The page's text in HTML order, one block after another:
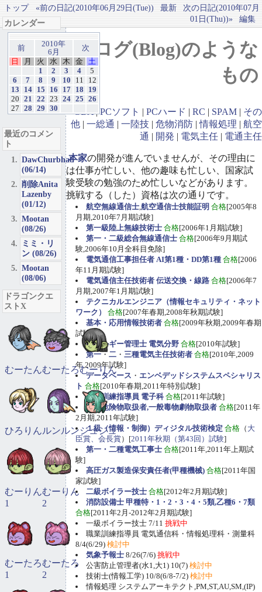
トップ «前の日記(2010年06月29日(Tue)) 最新
次の日記(2010年07月
01日(Thu))»
編集
ブログ(Blog)のような
もの
GBA|PCソフト | PCハード | RC | SPAM | その
他 | 一総通 | 一陸技 | 危物消防 |情報処理 | 航空
通 | 開発 | 電気主任 | 電通主任
本家の開発が進んでいませんが、その理由に
は仕事が忙しい、他の趣味も忙しい、国家試
験受験の勉強のため忙しいなどがあります。
挑戦する（した）資格は次の通りです。
航空無線通信士,航空通信士技能証明 合格[2005年8
月期,2010年7月期試験]
第一級陸上無線技術士 合格[2006年1月期試験]
第一・二級総合無線通信士 合格[2006年9月期試
験,2006年10月全科目免除]
電気通信工事担任者 AI第1種・DD第1種 合格[2006
年11月期試験]
電気通信主任技術者 伝送交換・線路 合格[2006年7
月期,2007年1月期試験]
テクニカルエンジニア（情報セキュリティ・ネット
ワーク）
合格[2007年春期,2008年秋期試験]
基本・応用情報技術者 合格[2009年秋期,2009年春期
試験]
エネルギー管理士 電気分野 合格[2010年試験]
第一・二 ・ 三種電気主任技術者 合格[2010年,2009
年,2009年試験]
データベース ・ エンベデッドシステムスペシャリス
ト 合格[2010年春期,2011年特別試験]
職業訓練指導員 電子科 合格[2011年試験]
甲種危険物取扱者,一般毒物劇物取扱者 合格[2011年
2月期,2011年試験]
１級（情報・制御）ディジタル技術検定 合格 （ 大
臣賞、会長賞）[2011年秋期（第43回）試験]
第一・二種電気工事士 合格[2011年,2011年上期試
験]
高圧ガス製造保安責任者(甲種機械) 合格[2011年国
家試験]
二級ボイラー技士 合格[2012年2月期試験]
消防設備士 甲種特・1・2・3・4・5類,乙種6・7類
合格[2011年2月-2012年2月期試験]
一級ボイラー技士 7/11 挑戦中
職業訓練指導員 電気通信科・情報処理科・測量科
8/4(6/29) 検討中
気象予報士 8/26(7/6) 挑戦中
公害防止管理者(水1,大1) 10(7) 検討中
技術士(情報工学) 10/8(6/8-7/2) 検討中
情報処理 システムアーキテクト,PM,ST,AU,SM,(IP)
カレンダー
前
2010年
6月
次
日
月 火 水 木 金
土
1
2 3 4
5
6
7 8 9 10 11
12
13
14 15 16 17 18
19
20
21 22 23 24 25
26
27
28 29 30
最近のコメン
ト
DawChurbhab
(06/14)
削除Anita
Lazenby
(01/12)
Mootan
(08/26)
ミミ・リ
ン (08/26)
Mootan
(08/06)
ドラゴンクエ
ストX
むーたんむーたろむーりん
ひろりんルンルンジュジュ
むーりん
1
むーりん
2
むーたろ
1
むーたろ
2